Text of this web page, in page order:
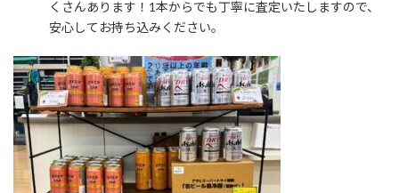
くさんあります！1本からでも丁寧に査定いたしますので、
安心してお持ち込みください。